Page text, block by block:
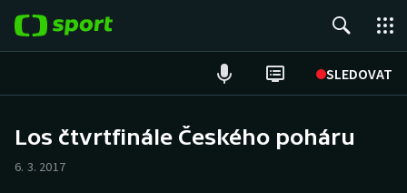
SLEDOVAT
Hokej
Los čtvrtfinále Českého poháru
6. 3. 2017